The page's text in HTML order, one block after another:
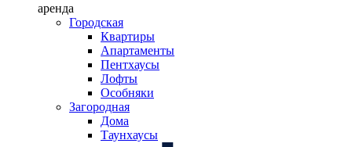
аренда
Городская
Квартиры
Апартаменты
Пентхаусы
Лофты
Особняки
Загородная
Дома
Таунхаусы